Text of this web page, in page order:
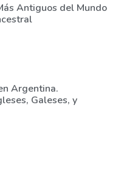
Antiguos del Mundo
Argentina.
Galeses, y